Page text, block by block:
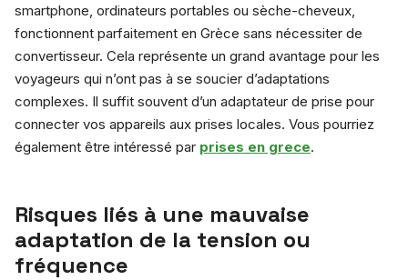
smartphone, ordinateurs portables ou sèche-cheveux,
fonctionnent parfaitement en Grèce sans nécessiter de
convertisseur. Cela représente un grand avantage pour les
voyageurs qui n’ont pas à se soucier d’adaptations
complexes. Il suffit souvent d’un adaptateur de prise pour
connecter vos appareils aux prises locales. Vous pourriez
également être intéressé par prises en grece.
Risques liés à une mauvaise
adaptation de la tension ou
fréquence